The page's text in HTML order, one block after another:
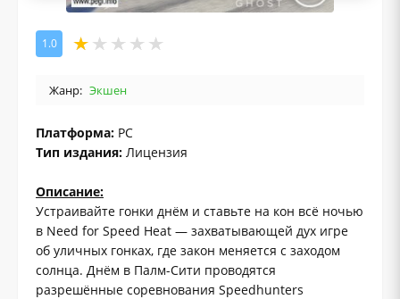
1.0
Жанр: Экшен
Платформа: PC
Тип издания: Лицензия
Описание:
Устраивайте гонки днём и ставьте на кон всё ночью
в Need for Speed Heat — захватывающей дух игре
об уличных гонках, где закон меняется с заходом
солнца. Днём в Палм-Сити проводятся
разрешённые соревнования Speedhunters